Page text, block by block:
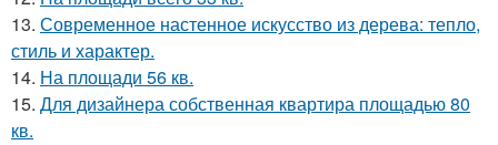
13. Современное настенное искусство из дерева: тепло,
стиль и характер.
14. На площади 56 кв.
15. Для дизайнера собственная квартира площадью 80
кв.